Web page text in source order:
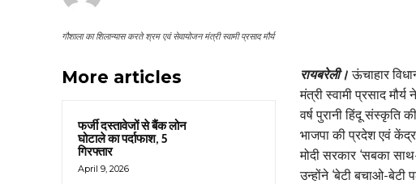
गौशाला का शिलान्यास करते श्रम एवं सेवायोजन मंत्री स्वामी प्रसाद मौर्य
More articles
फर्जी दस्तावेजों से बैंक लोन
घोटाले का पर्दाफाश, 5
गिरफ्तार
April 9, 2026
रायबरेली। ऊंचाहार
मंत्री स्वामी प्रसाद
वर्ष पुरानी हिंदू संस्कृति
भाजपा की प्रदेश एवं
मोदी सरकार ‘सबका
उन्होंने ‘बेटी बचाओ-बेटी